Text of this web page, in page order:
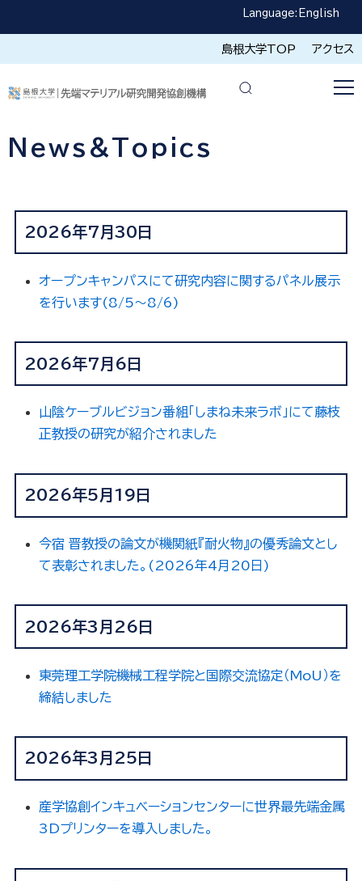
Language: English
島根大学TOP アクセス
News&Topics
2026年7月30日
オープンキャンパスにて研究内容に関するパネル展示
を行います(8/5～8/6)
2026年7月6日
山陰ケーブルビジョン番組「しまね未来ラボ」にて藤枝
正教授の研究が紹介されました
2026年5月19日
今宿 晋教授の論文が機関紙『耐火物』の優秀論文とし
て表彰されました。(2026年4月20日)
2026年3月26日
東莞理工学院機械工程学院と国際交流協定（MoU）を
締結しました
2026年3月25日
産学協創インキュベーションセンターに世界最先端金属
3Dプリンターを導入しました。